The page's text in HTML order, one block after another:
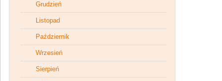
Grudzień
Listopad
Październik
Wrzesień
Sierpień